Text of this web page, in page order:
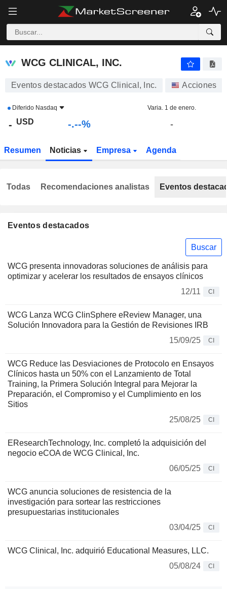
WCG CLINICAL, INC. - $ -
WCG CLINICAL, INC.
Eventos destacados WCG Clinical, Inc. Acciones
Diferido Nasdaq Varia. 1 de enero.
- USD -.--% -
Resumen Noticias Empresa Agenda
Eventos destacados
Buscar
WCG presenta innovadoras soluciones de análisis para
optimizar y acelerar los resultados de ensayos clínicos
12/11
CI
WCG Lanza WCG ClinSphere eReview Manager, una
Solución Innovadora para la Gestión de Revisiones IRB
15/09/25
CI
WCG Reduce las Desviaciones de Protocolo en Ensayos
Clínicos hasta un 50% con el Lanzamiento de Total
Training, la Primera Solución Integral para Mejorar la
Preparación, el Compromiso y el Cumplimiento en los
Sitios
25/08/25
CI
EResearchTechnology, Inc. completó la adquisición del
negocio eCOA de WCG Clinical, Inc.
06/05/25
CI
WCG anuncia soluciones de resistencia de la
investigación para sortear las restricciones
presupuestarias institucionales
03/04/25
CI
WCG Clinical, Inc. adquirió Educational Measures, LLC.
05/08/24
CI
Todas Recomendaciones analistas Eventos